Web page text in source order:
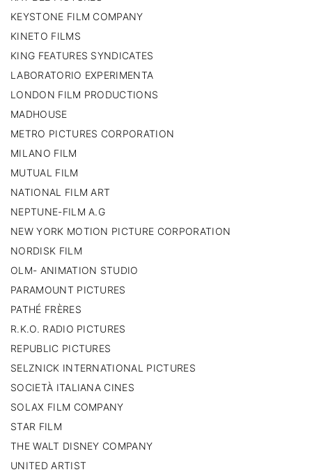
KEYSTONE FILM COMPANY
KINETO FILMS
KING FEATURES SYNDICATES
LABORATORIO EXPERIMENTA
LONDON FILM PRODUCTIONS
MADHOUSE
METRO PICTURES CORPORATION
MILANO FILM
MUTUAL FILM
NATIONAL FILM ART
NEPTUNE-FILM A.G
NEW YORK MOTION PICTURE CORPORATION
NORDISK FILM
OLM- ANIMATION STUDIO
PARAMOUNT PICTURES
PATHÉ FRÈRES
R.K.O. RADIO PICTURES
REPUBLIC PICTURES
SELZNICK INTERNATIONAL PICTURES
SOCIETÀ ITALIANA CINES
SOLAX FILM COMPANY
STAR FILM
THE WALT DISNEY COMPANY
UNITED ARTIST